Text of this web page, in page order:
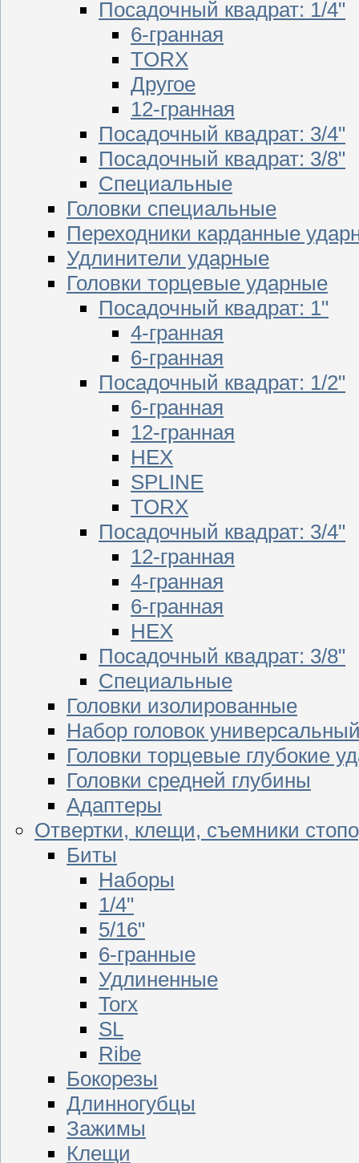
Посадочный квадрат: 1/4"
6-гранная
TORX
Другое
12-гранная
Посадочный квадрат: 3/4"
Посадочный квадрат: 3/8"
Специальные
Головки специальные
Переходники карданные
Удлинители ударные
Головки торцевые ударные
Посадочный квадрат: 1"
4-гранная
6-гранная
Посадочный квадрат: 1/2"
6-гранная
12-гранная
HEX
SPLINE
TORX
Посадочный квадрат: 3/4"
12-гранная
4-гранная
6-гранная
HEX
Посадочный квадрат: 3/8"
Специальные
Головки изолированные
Набор головок
Головки торцевые глубокие
Головки средней глубины
Адаптеры
Отвертки, клещи, съемники
Биты
Наборы
1/4"
5/16"
6-гранные
Удлиненные
Torx
SL
Ribe
Бокорезы
Длинногубцы
Зажимы
Клещи